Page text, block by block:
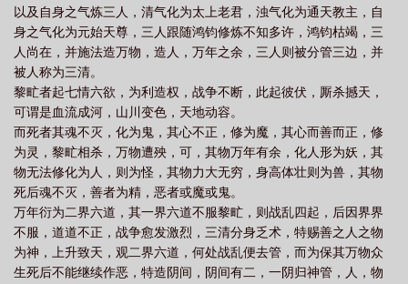
以及自身之气炼三人，清气化为太上老君，浊气化为通天教主，自
身之气化为元始天尊，三人跟随鸿钧修炼不知多许，鸿钧枯竭，三
人尚在，并施法造万物，造人，万年之余，三人则被分管三边，并
被人称为三清。
黎甿者起七情六欲，为利造权，战争不断，此起彼伏，厮杀撼天，
可谓是血流成河，山川变色，天地动容。
而死者其魂不灭，化为鬼，其心不正，修为魔，其心而善而正，修
为灵，黎甿相杀，万物遭殃，可，其物万年有余，化人形为妖，其
物无法修化为人，则为怪，其物力大无穷，身高体壮则为兽，其物
死后魂不灭，善者为精，恶者或魔或鬼。
万年衍为二界六道，其一界六道不服黎甿，则战乱四起，后因界界
不服，道道不正，战争愈发激烈，三清分身乏术，特赐善之人之物
为神，上升致天，观二界六道，何处战乱便去管，而为保其万物众
生死后不能继续作恶，特造阴间，阴间有二，一阴归神管，人，物